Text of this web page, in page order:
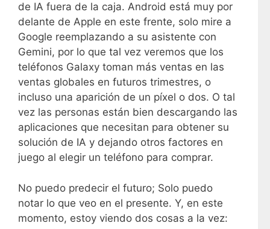
de IA fuera de la caja. Android está muy por
delante de Apple en este frente, solo mire a
Google reemplazando a su asistente con
Gemini, por lo que tal vez veremos que los
teléfonos Galaxy toman más ventas en las
ventas globales en futuros trimestres, o
incluso una aparición de un píxel o dos. O tal
vez las personas están bien descargando las
aplicaciones que necesitan para obtener su
solución de IA y dejando otros factores en
juego al elegir un teléfono para comprar.
No puedo predecir el futuro; Solo puedo
notar lo que veo en el presente. Y, en este
momento, estoy viendo dos cosas a la vez: